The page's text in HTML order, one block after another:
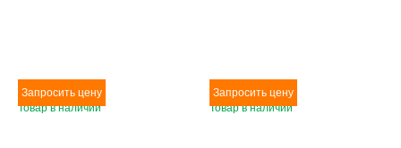
Товар в наличии Товар в наличии